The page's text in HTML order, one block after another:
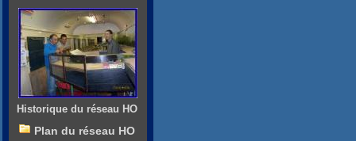
Historique du réseau HO
Plan du réseau HO